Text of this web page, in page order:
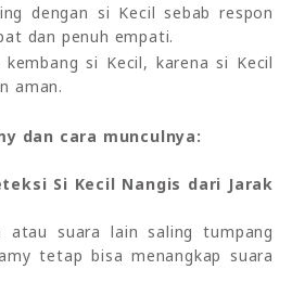
dengan si Kecil sebab respon
dan penuh empati.
si Kecil, karena si Kecil
aman.
dan cara munculnya:
Si Kecil Nangis dari Jarak
atau suara lain saling tumpang
tetap bisa menangkap suara